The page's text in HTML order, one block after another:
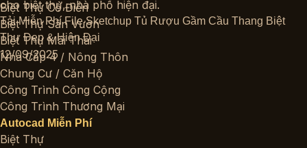
Biệt Thự Cổ Điển
Biệt Thự Sân Vườn
Biệt Thự Mái Thái
Nhà Cấp 4 / Nông Thôn
Chung Cư / Căn Hộ
Công Trình Công Cộng
Công Trình Thương Mại
Autocad Miễn Phí
Biệt Thự
Tải Miễn Phí File Sketchup Tủ Rượu Gầm Cầu Thang Biệt
Thự Đẹp & Hiện Đại
12/09/2025